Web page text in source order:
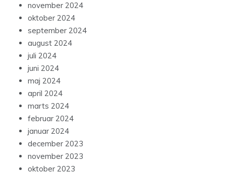
november 2024
oktober 2024
september 2024
august 2024
juli 2024
juni 2024
maj 2024
april 2024
marts 2024
februar 2024
januar 2024
december 2023
november 2023
oktober 2023